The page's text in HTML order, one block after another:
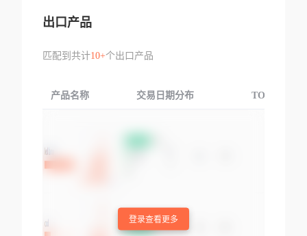
出口产品
匹配到共计10+个出口产品
产品名称 交易日期分布 TOP3交易国
登录查看更多